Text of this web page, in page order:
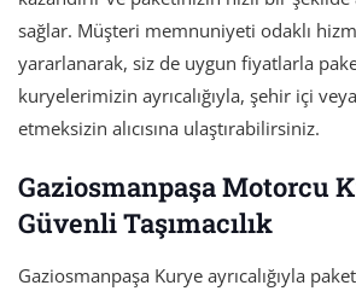
sağlar. Müşteri memnuniyeti odaklı
yararlanarak, siz de uygun fiyatlarla
kuryelerimizin ayrıcalığıyla, şehir içi
etmeksizin alıcısına ulaştırabilirsiniz.
Gaziosmanpaşa Motorcu
Güvenli Taşımacılık
Gaziosmanpaşa Kurye ayrıcalığıyla